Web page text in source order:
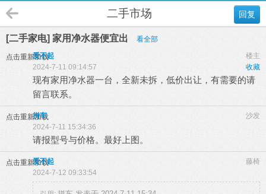
回复
二手市场
[二手家电] 家用净水器便宜出 看全部
点击重新加载 楼主
爱不起
收藏
2024-7-11 09:14:57
现有家用净水器一台，全新未拆，低价出让，有需要的请
留言联系。
点击重新加载 沙发
拼车
2024-7-11 15:34:36
请报型号与价格。最好上图。
点击重新加载 藤椅
爱不起
2024-7-12 09:33:54